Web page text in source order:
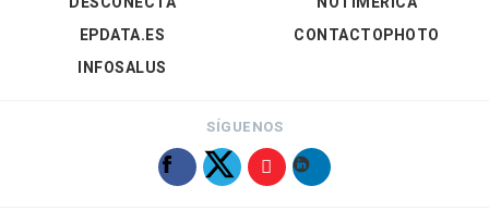
EPDATA.ES
INFOSALUS
CONTACTOPHOTO
SÍGUENOS